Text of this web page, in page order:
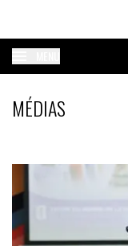
MÉDIAS